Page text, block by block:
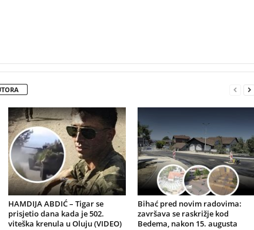
HAMDIJA ABDIĆ – Tigar se
prisjetio dana kada je 502.
viteška krenula u Oluju (VIDEO)
Bihać pred novim radovima:
završava se raskrižje kod
Bedema, nakon 15. augusta